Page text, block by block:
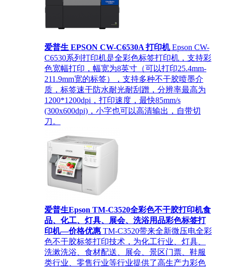
爱普生 EPSON CW-C6530A 打印机 Epson CW-
C6530系列打印机是全彩色标签打印机，支持彩
色宽幅打印，幅宽为8英寸（可以打印25.4mm-
211.9mm宽的标签），支持多种不干胶喷墨介
质，标签速干防水耐光耐刮蹭，分辨率最高为
1200*1200dpi，打印速度，最快85mm/s
(300x600dpi)，小字也可以高清输出，自带切
刀。
爱普生Epson TM-C3520全彩色不干胶打印机食
品、化工、灯具、展会、洗浴用品彩色标签打
印机—价格优惠 TM-C3520带来全新微压电全彩
色不干胶标签打印技术，为化工行业、灯具、
洗漱洗浴、食材配送、展会、景区门票、鞋服
类行业、零售行业等行业提供了高生产力彩色